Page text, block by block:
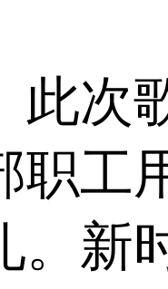
歌
职工
。新